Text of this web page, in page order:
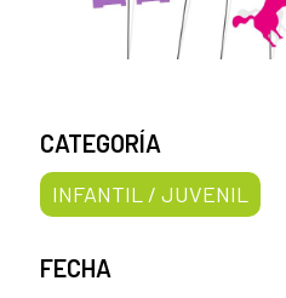
CATEGORÍA
INFANTIL / JUVENIL
FECHA